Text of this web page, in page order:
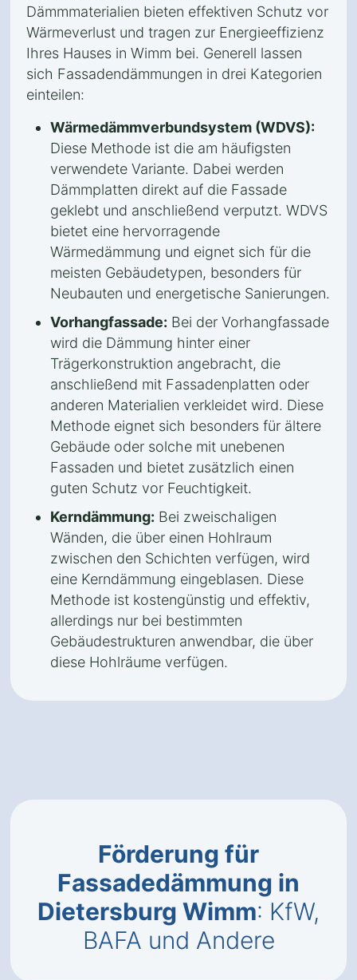
Dämmmaterialien bieten effektiven Schutz vor
Wärmeverlust und tragen zur Energieeffizienz
Ihres Hauses in Wimm bei. Generell lassen
sich Fassadendämmungen in drei Kategorien
einteilen:
Wärmedämmverbundsystem (WDVS):
Diese Methode ist die am häufigsten
verwendete Variante. Dabei werden
Dämmplatten direkt auf die Fassade
geklebt und anschließend verputzt. WDVS
bietet eine hervorragende
Wärmedämmung und eignet sich für die
meisten Gebäudetypen, besonders für
Neubauten und energetische Sanierungen.
Vorhangfassade: Bei der Vorhangfassade
wird die Dämmung hinter einer
Trägerkonstruktion angebracht, die
anschließend mit Fassadenplatten oder
anderen Materialien verkleidet wird. Diese
Methode eignet sich besonders für ältere
Gebäude oder solche mit unebenen
Fassaden und bietet zusätzlich einen
guten Schutz vor Feuchtigkeit.
Kerndämmung: Bei zweischaligen
Wänden, die über einen Hohlraum
zwischen den Schichten verfügen, wird
eine Kerndämmung eingeblasen. Diese
Methode ist kostengünstig und effektiv,
allerdings nur bei bestimmten
Gebäudestrukturen anwendbar, die über
diese Hohlräume verfügen.
Förderung für
Fassadedämmung in
Dietersburg Wimm: KfW,
BAFA und Andere